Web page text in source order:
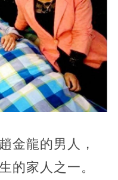
金龍的男人，
的家人之一。